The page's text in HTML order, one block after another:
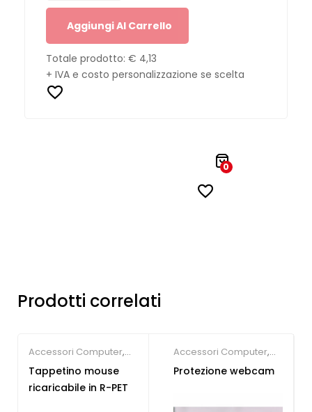
Aggiungi Al Carrello
Totale prodotto: € 4,13
+ IVA e costo personalizzazione se scelta
0
Prodotti correlati
Accessori Computer,
Tecnologia ecologica
Tappetino mouse
ricaricabile in R-PET
Accessori Computer,
Gadget economici
Protezione webcam